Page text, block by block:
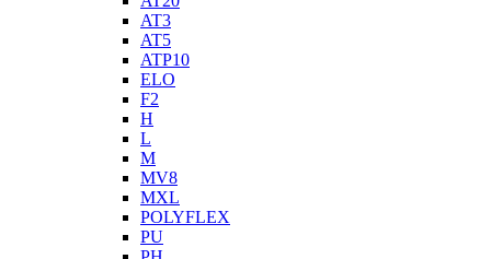
AT3
AT5
ATP10
ELO
F2
H
L
M
MV8
MXL
POLYFLEX
PU